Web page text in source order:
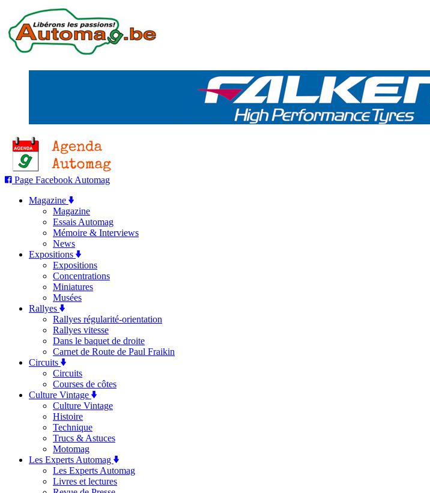
Page Facebook Automag
Magazine
Magazine
Essais Automag
Mémoire & Interviews
News
Expositions
Expositions
Concentrations
Miniatures
Musées
Rallyes
Rallyes régularité-orientation
Rallyes vitesse
Dans le baquet de droite
Carnet de Route de Paul Fraikin
Circuits
Circuits
Courses de côtes
Culture Vintage
Culture Vintage
Histoire
Technique
Trucs & Astuces
Motomag
Les Experts Automag
Les Experts Automag
Livres et lectures